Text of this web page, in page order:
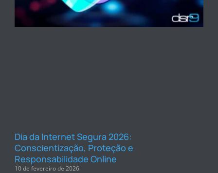
Dia da Internet Segura 2026:
Conscientização, Proteção e
Responsabilidade Online
10 de fevereiro de 2026